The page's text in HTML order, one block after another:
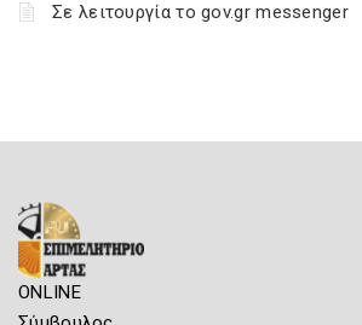
Σε λειτουργία το gov.gr messenger
ONLINE